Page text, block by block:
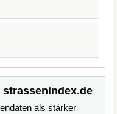
als stärker